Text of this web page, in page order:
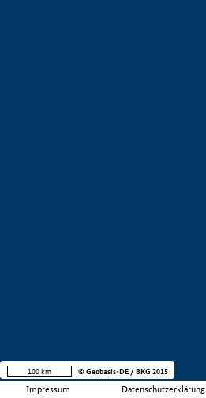
Impressum Datenschutzerklärung
100 km © Geobasis-DE / BKG 2015